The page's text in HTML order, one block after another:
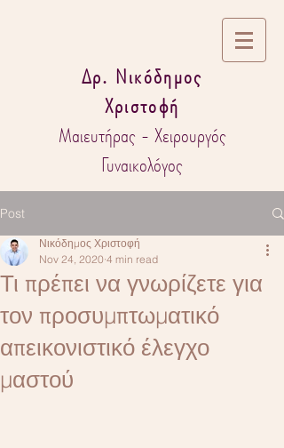
Δρ. Νικόδημος
Χριστοφή
Μαιευτήρας - Χειρουργός
Γυναικολόγος
Post
Τι πρέπει να γνωρίζετε για
τον προσυμπτωματικό
απεικονιστικό έλεγχο
μαστού
Νικόδημος Χριστοφή
Nov 24, 2020 4 min read